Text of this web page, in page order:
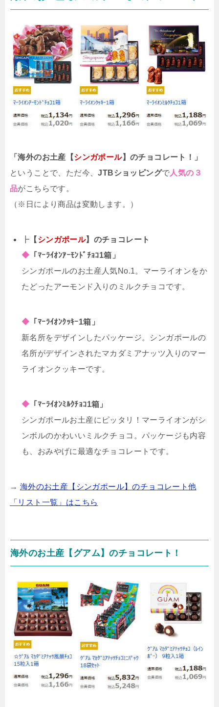
「海外のお土産【シンガポール】のチョコレート！」
ということで、ただ今、JTBショッピングで人気の３
品がこちらです。
（※日により商品は変動します。）
┣ 【 シンガポール】のチョコレート
◆ 「ﾏｰﾗｲｵﾝｱｰﾓﾝﾄﾞﾁｮｺ1箱」
シンガポールのお土産人気No.1。マーライオンをか
たどったアーモンド入りのミルクチョコです。
◆ 「ﾏｰﾗｲｵﾝｸｯｷｰ1箱」
新名所をデザインしたパッケージ。シンガポールの
名所がデザインされたマカダミアナッツ入りのマー
ライオンクッキーです。
◆ 「ﾏｰﾗｲｵﾝﾐﾙｸﾁｮｺ1箱」
シンガポールお土産にピッタリ！マーライオンがシ
ンボルのかわいいミルクチョコ。パッケージも内容
も、おみやげに最適なチョコレートです。
→ 海外のお土産【シンガポール】のチョコレート他
「リスト一覧」はこちら
海外のお土産【グアム】のチョコレート！